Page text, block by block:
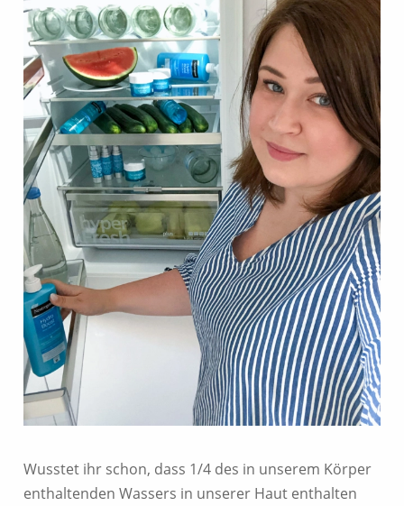
Wusstet ihr schon, dass 1/4 des in unserem Körper
enthaltenden Wassers in unserer Haut enthalten